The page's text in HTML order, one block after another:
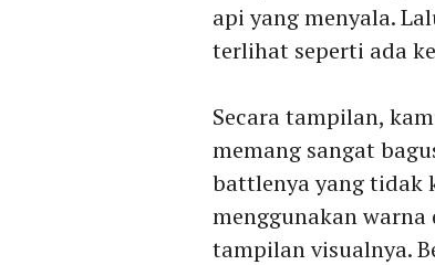
api yang menyala.
terlihat seperti ada
Secara tampilan,
memang sangat
battlenya yang tidak
menggunakan
tampilan visualnya.